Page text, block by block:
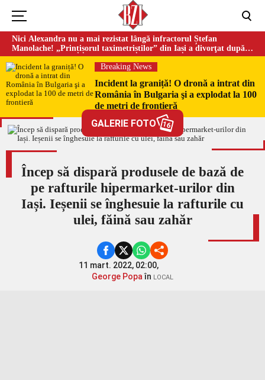
Nici Alexandra nu a mai rezistat lângă infractorul Ștefan
Manolache! „Prințișorul taximetriștilor” din Iași a divorţat după
doi ani de căsnicie
Breaking News
Incident la graniță! O dronă a intrat din
România în Bulgaria şi a explodat la 100
de metri de frontieră
GALERIE FOTO 16
Încep să dispară produsele de bază de
pe rafturile hipermarket-urilor din
Iași. Ieșenii se înghesuie la rafturile cu
ulei, făină sau zahăr
11 mart. 2022, 02:00,
George Popaîn LOCAL